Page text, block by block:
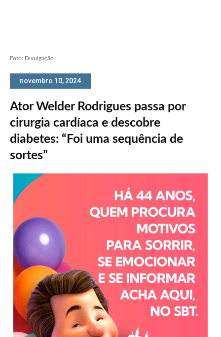
Foto: Divulgação
novembro 10, 2024
Ator Welder Rodrigues passa por
cirurgia cardíaca e descobre
diabetes: “Foi uma sequência de
sortes”